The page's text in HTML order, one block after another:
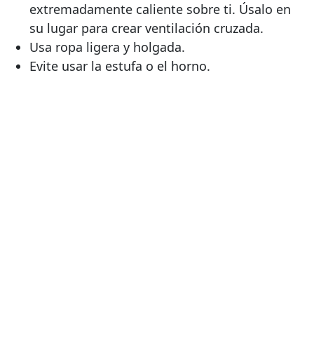
extremadamente caliente sobre ti. Úsalo en
su lugar para crear ventilación cruzada.
Usa ropa ligera y holgada.
Evite usar la estufa o el horno.